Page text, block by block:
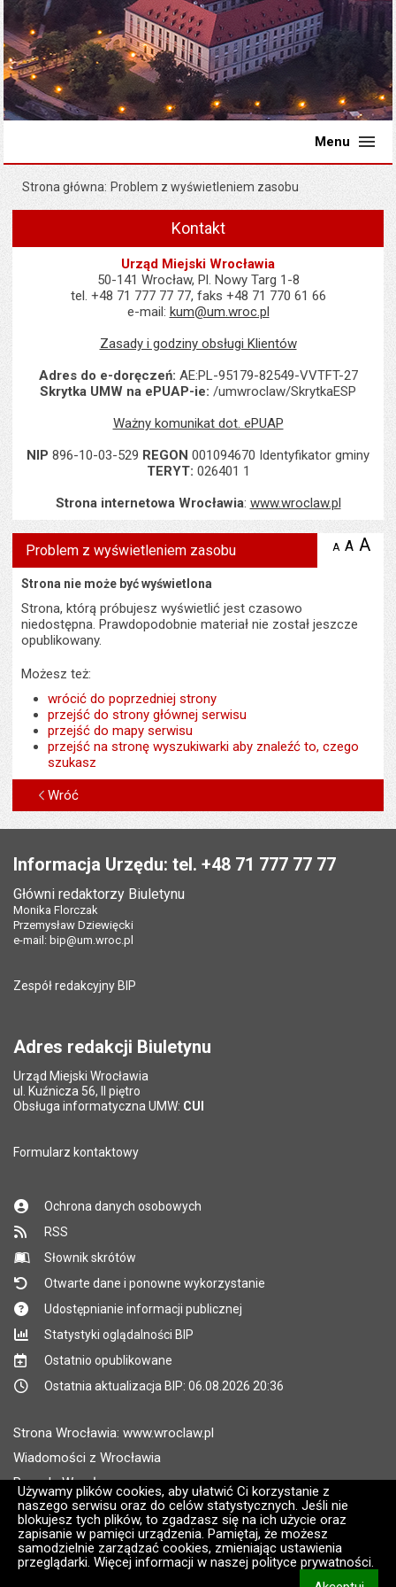
Używamy plików cookies, aby ułatwić Ci korzystanie z
naszego serwisu oraz do celów statystycznych. Jeśli nie
blokujesz tych plików, to zgadzasz się na ich użycie oraz
zapisanie w pamięci urządzenia. Pamiętaj, że możesz
samodzielnie zarządzać cookies, zmieniając ustawienia
przeglądarki. Więcej informacji w naszej polityce prywatności.
Menu
Strona główna Problem z wyświetleniem zasobu
Kontakt
Urząd Miejski Wrocławia
50-141 Wrocław, Pl. Nowy Targ 1-8
tel. +48 71 777 77 77, faks +48 71 770 61 66
e-mail: kum@um.wroc.pl
Zasady i godziny obsługi Klientów
Adres do e-doręczeń: AE:PL-95179-82549-VVTFT-27
Skrytka UMW na ePUAP-ie: /umwroclaw/SkrytkaESP
Ważny komunikat dot. ePUAP
NIP 896-10-03-529 REGON 001094670 Identyfikator gminy
TERYT: 026401 1
Strona internetowa Wrocławia: www.wroclaw.pl
Problem z wyświetleniem zasobu A zmniejsz
A A
Strona nie może być wyświetlona
Strona, którą próbujesz wyświetlić jest czasowo
niedostępna. Prawdopodobnie materiał nie został jeszcze
opublikowany.
Możesz też:
wrócić do poprzedniej strony
przejść do strony głównej serwisu
przejść do mapy serwisu
przejść na stronę wyszukiwarki aby znaleźć to, czego
szukasz
Wróć
Informacja Urzędu: tel. +48 71 777 77 77
Główni redaktorzy Biuletynu
Monika Florczak
Przemysław Dziewięcki
e-mail: bip@um.wroc.pl
Zespół redakcyjny BIP
Adres redakcji Biuletynu
Urząd Miejski Wrocławia
ul. Kuźnicza 56, II piętro
Obsługa informatyczna UMW: CUI
Formularz kontaktowy
Ochrona danych osobowych
RSS
Słownik skrótów
Otwarte dane i ponowne wykorzystanie
Udostępnianie informacji publicznej
Statystyki oglądalności BIP
Ostatnio opublikowane
Ostatnia aktualizacja BIP: 06.08.2026 20:36
Strona Wrocławia: www.wroclaw.pl
Wiadomości z Wrocławia
Pogoda Wrocław
Rozkłady jazdy MPK Wrocław
Administratorem wroclaw.pl jest: ARAW
Wersja systemu: 2.8.30.09